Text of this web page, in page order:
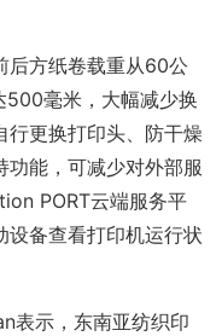
后方纸卷载重从60公
500毫米，大幅减少换
行更换打印头、防干燥
能，可减少对外部服
PORT云端服务平
设备查看打印机运行状
表示，东南亚纺织印